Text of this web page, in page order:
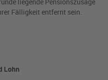
liegende Pensionszusage
Fälligkeit entfernt sein.
Lohn